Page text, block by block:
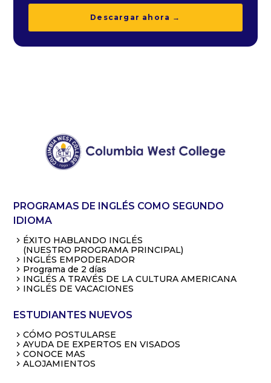
Descargar ahora →
PROGRAMAS DE INGLÉS COMO SEGUNDO
IDIOMA
ÉXITO HABLANDO INGLÉS
(NUESTRO PROGRAMA PRINCIPAL)
INGLÉS EMPODERADOR
Programa de 2 días
INGLÉS A TRAVÉS DE LA CULTURA AMERICANA
INGLÉS DE VACACIONES
ESTUDIANTES NUEVOS
CÓMO POSTULARSE
AYUDA DE EXPERTOS EN VISADOS
CONOCE MAS
ALOJAMIENTOS